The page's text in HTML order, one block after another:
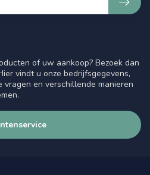
of uw aankoop? Bezoek dan
vindt u onze bedrijfsgegevens,
en verschillende manieren